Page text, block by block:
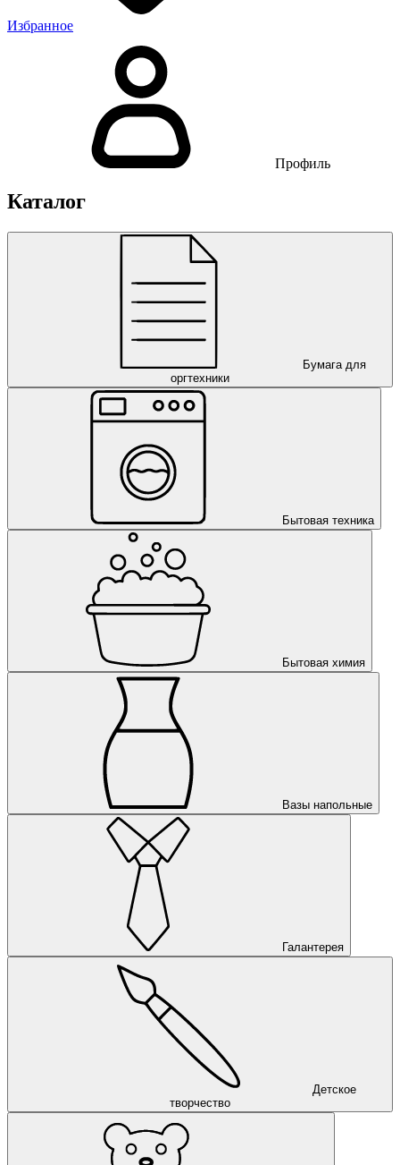
Избранное
Профиль
Каталог
Бумага для
оргтехники
Бытовая техника
Бытовая химия
Вазы напольные
Галантерея
Детское
творчество